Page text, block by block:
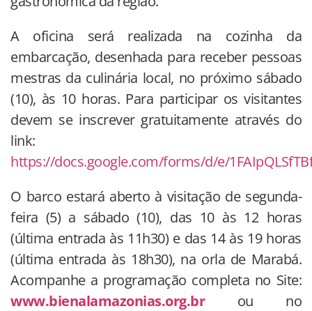
A oficina será realizada na cozinha da
embarcação, desenhada para receber pessoas
mestras da culinária local, no próximo sábado
(10), às 10 horas. Para participar os visitantes
devem se inscrever gratuitamente através do
link:
https://docs.google.com/forms/d/e/
O barco estará aberto à visitação de segunda-
feira (5) a sábado (10), das 10 às 12 horas
(última entrada às 11h30) e das 14 às 19 horas
(última entrada às 18h30), na orla de Marabá.
Acompanhe a programação completa no Site:
www.bienalamazonias.org.brou no